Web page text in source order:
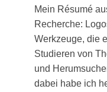
Mein Résu­mé
Recher­che:
Werk­zeu­ge, die
Stu­die­ren von
und
dabei habe ich